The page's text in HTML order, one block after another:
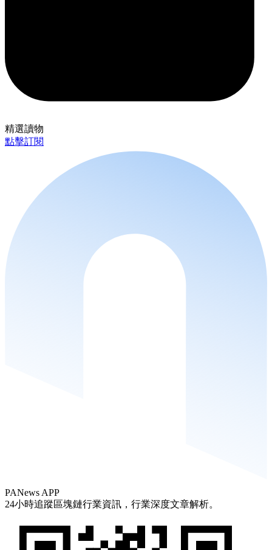
精選讀物
點擊訂閱
PANews APP
24小時追蹤區塊鏈行業資訊，行業深度文章解析。